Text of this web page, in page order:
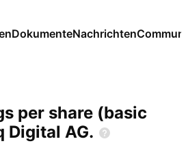
DokumenteNachrichten
per share (basic
Digital AG.